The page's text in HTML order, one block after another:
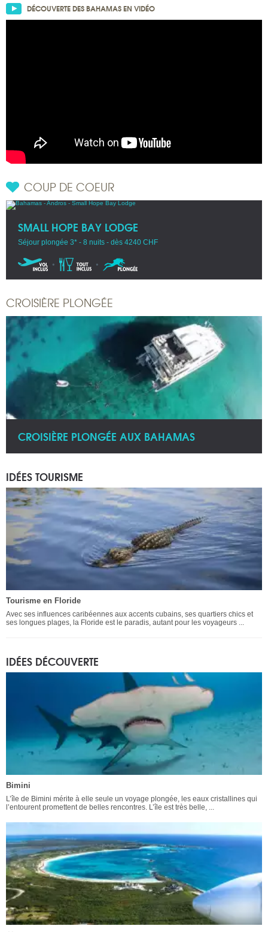
DÉCOUVERTE DES BAHAMAS EN VIDÉO
COUP DE COEUR
SMALL HOPE BAY LODGE
Séjour plongée 3* - 8 nuits - dès 4240 CHF
CROISIÈRE PLONGÉE
CROISIÈRE PLONGÉE AUX BAHAMAS
IDÉES TOURISME
Tourisme en Floride
Avec ses influences caribéennes aux accents cubains, ses quartiers chics et
ses longues plages, la Floride est le paradis, autant pour les voyageurs ...
IDÉES DÉCOUVERTE
Bimini
L’île de Bimini mérite à elle seule un voyage plongée, les eaux cristallines qui
l’entourent promettent de belles rencontres. L’île est très belle, ...